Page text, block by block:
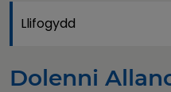
Llifogydd
Dolenni